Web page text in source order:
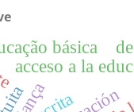
acceso a la
básica